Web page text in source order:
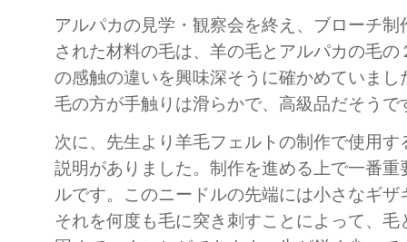
アルパカの見学・観察会を終え、ブローチ
された材料の毛は、羊の毛とアルパカの毛
の感触の違いを興味深そうに確かめていま
毛の方が手触りは滑らかで、高級品だそうで
次に、先生より羊毛フェルトの制作で使用
説明がありました。制作を進める上で一番
ルです。このニードルの先端には小さなギ
それを何度も毛に突き刺すことによって、